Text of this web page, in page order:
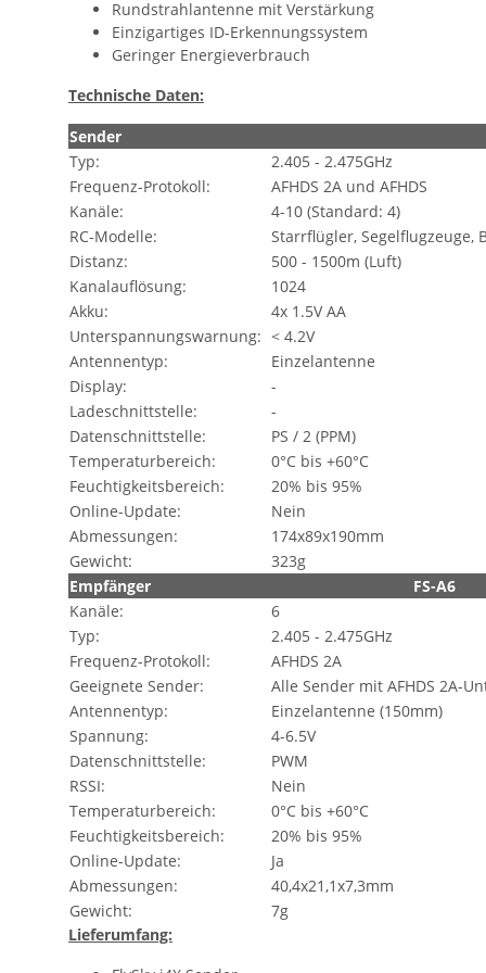
Rundstrahlantenne mit Verstärkung
Einzigartiges ID-Erkennungssystem
Geringer Energieverbrauch
Technische Daten:
Sender
Typ:
2.405 - 2.475GHz
Frequenz-Protokoll:
AFHDS 2A und AFHDS
Kanäle:
4-10 (Standard: 4)
RC-Modelle:
Starrflügler, Segelflugzeuge,
Distanz:
500 - 1500m (Luft)
Kanalauflösung:
1024
Akku:
4x 1.5V AA
Unterspannungswarnung: < 4.2V
Antennentyp:
Einzelantenne
Display:
-
Ladeschnittstelle:
-
Datenschnittstelle:
PS / 2 (PPM)
Temperaturbereich:
0°C bis +60°C
Feuchtigkeitsbereich:
20% bis 95%
Online-Update:
Nein
Abmessungen:
174x89x190mm
Gewicht:
323g
Empfänger
FS-A6
Kanäle:
6
Typ:
2.405 - 2.475GHz
Frequenz-Protokoll:
AFHDS 2A
Geeignete Sender:
Alle Sender mit AFHDS 2A-
Antennentyp:
Einzelantenne (150mm)
Spannung:
4-6.5V
Datenschnittstelle:
PWM
RSSI:
Nein
Temperaturbereich:
0°C bis +60°C
Feuchtigkeitsbereich:
20% bis 95%
Online-Update:
Ja
Abmessungen:
40,4x21,1x7,3mm
Gewicht:
7g
Lieferumfang: